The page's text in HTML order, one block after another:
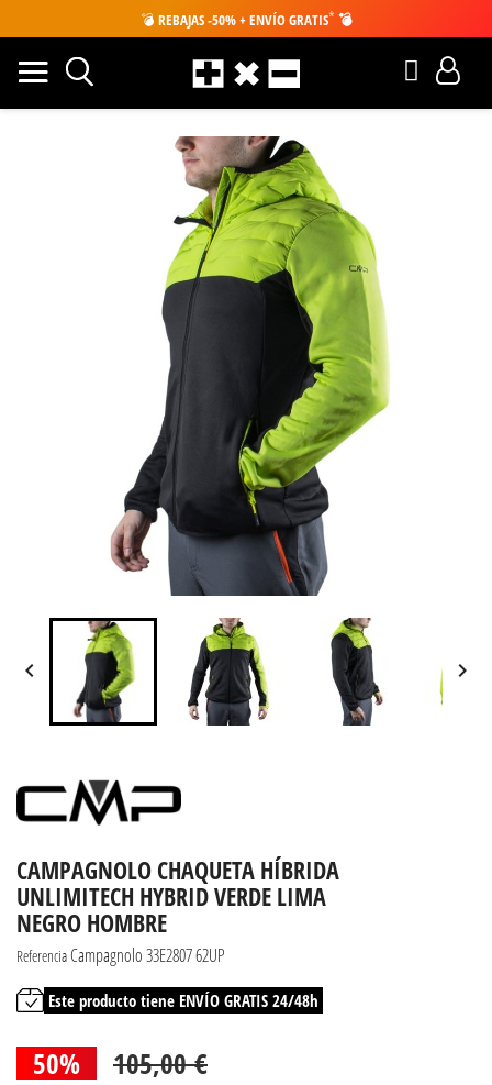
💣 REBAJAS -50% + ENVÍO GRATIS* 💣
 
CAMPAGNOLO CHAQUETA HÍBRIDA
UNLIMITECH HYBRID VERDE LIMA
NEGRO HOMBRE
Referencia Campagnolo 33E2807 62UP
Este producto tiene ENVÍO GRATIS 24/48h
50% 105,00 €